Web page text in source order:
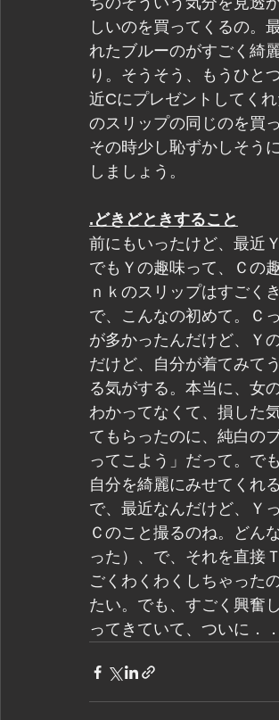
しいのを買ってくるの。
れたブルーのがすごく綺
り。そうそう、もうひと
近Cにプレゼントしてく
のスリップの同じのを買
その時少し恥ずかしそう
しましょう。
.どきどときすること
前にもいったけど、最近
でもＹの趣味って、Ｃの
ｎｋのスリップはすごく
で、こんなの初めて。Ｃ
が多かったんだけど、Ｙ
だけど、自分が着てみて
る気がする。本当に、女
わかってなくて、損した
てもらったのに、純白の
ってこよう」だって。で
自分を綺麗にみせてくれ
で、最近なんだけど、Ｙ
Ｃのこと撮るのね。どん
った）、で、それを直接
ごくわくわくしちゃった
たい。でも、すごく興奮
ってきていて、ついに．